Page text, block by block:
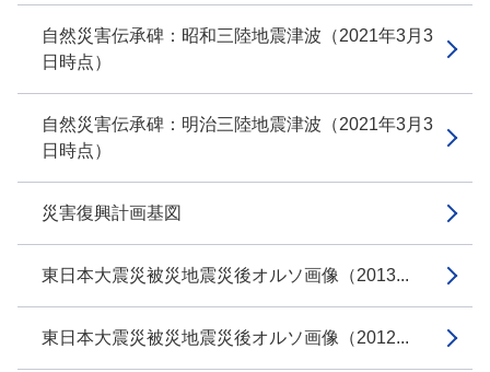
自然災害伝承碑：昭和三陸地震津波（2021年3月3
日時点）
自然災害伝承碑：明治三陸地震津波（2021年3月3
日時点）
災害復興計画基図
東日本大震災被災地震災後オルソ画像（2013...
東日本大震災被災地震災後オルソ画像（2012...